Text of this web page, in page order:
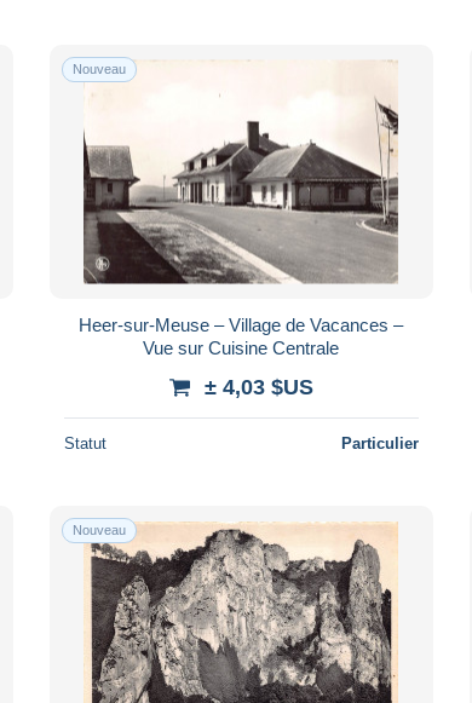
Nouveau
Heer-sur-Meuse – Village de Vacances –
Vue sur Cuisine Centrale
± 4,03 $US
Statut Particulier
Nouveau